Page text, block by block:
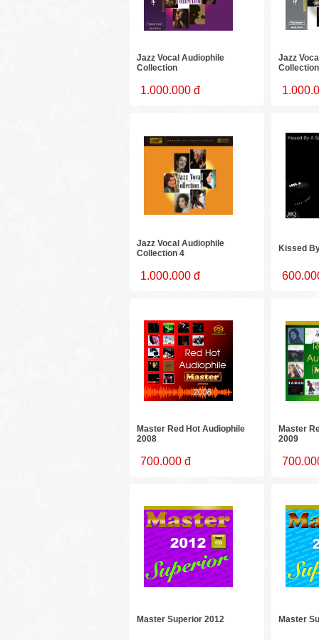
Jazz Vocal Audiophile
Collection
1.000.000 đ
Jazz
Jazz Vocal Audiophile
Collection 4
1.000.000 đ
Kissed
Master Red Hot Audiophile
2008
700.000 đ
Master
2009
Master Superior 2012 Master